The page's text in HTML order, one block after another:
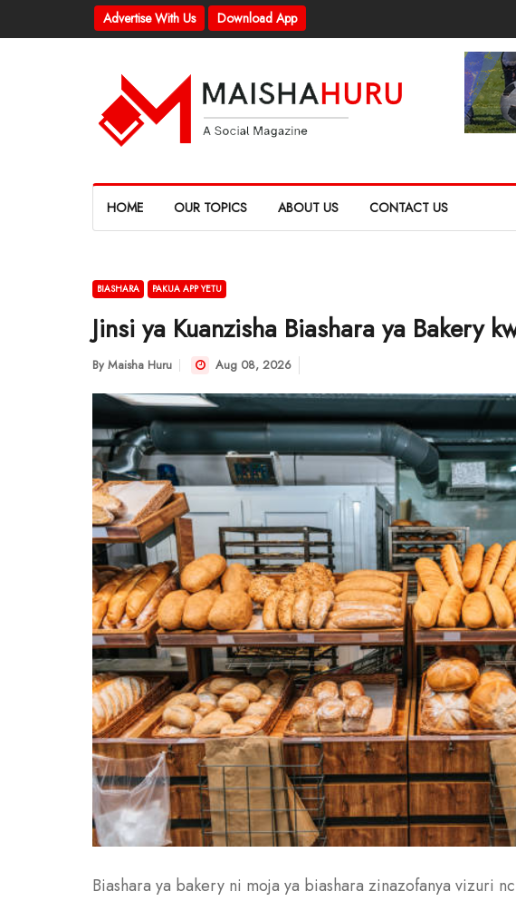
Advertise With Us Download App
HOME OUR TOPICS ABOUT US CONTACT US
BIASHARA PAKUA APP YETU
Jinsi ya Kuanzisha Biashara ya Bakery
By Maisha Huru Aug 08, 2026
Biashara ya bakery ni moja ya biashara zinazofanya vizuri